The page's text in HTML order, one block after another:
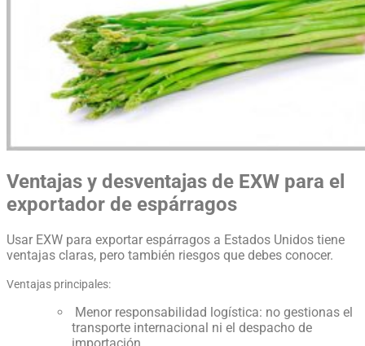
Ventajas y desventajas de EXW para el
exportador de espárragos
Usar EXW para exportar espárragos a Estados Unidos tiene
ventajas claras, pero también riesgos que debes conocer.
Ventajas principales:
Menor responsabilidad logística: no gestionas el
transporte internacional ni el despacho de